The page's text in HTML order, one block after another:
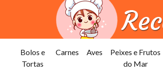
Bolos e
Tortas
Carnes Aves
Peixes e Frutos
do Mar